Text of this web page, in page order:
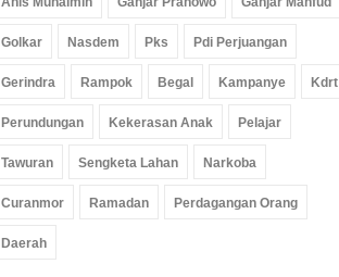
06 Agu 2026, 149 Views
Golkar Nasdem Pks Pdi Perjuangan
Gerindra Rampok Begal Kampanye Kdrt
Perundungan Kekerasan Anak Pelajar
Tawuran Sengketa Lahan Narkoba
Curanmor Ramadan Perdagangan Orang
Daerah